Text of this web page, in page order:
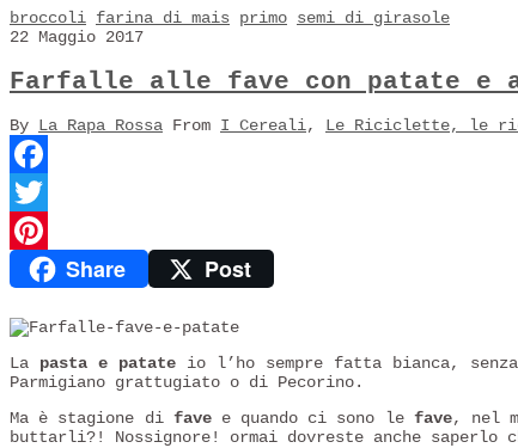
broccoli farina di mais primo semi di girasole
22 Maggio 2017
Farfalle alle fave con patate e
By La Rapa Rossa From I Cereali, Le Riciclette, le
Facebook
Twitter
PinterestShare Post
La pasta e patateio l’ho sempre fatta bianca,
Parmigiano grattugiato o di Pecorino.
Ma è stagione di favee quando ci sono le fave, nel
buttarli?! Nossignore! ormai dovreste anche saperlo